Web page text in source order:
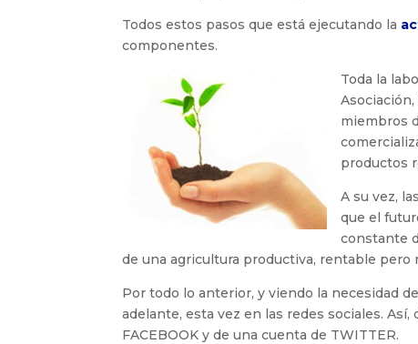
Todos estos pasos que está ejecutando la
componentes.
Toda la
miembros
productos
A su vez, las
que el
constante
de una agricultura productiva, rentable
Por todo lo anterior, y viendo la necesidad
adelante, esta vez en las redes sociales.
FACEBOOK y de una cuenta de TWITTER.